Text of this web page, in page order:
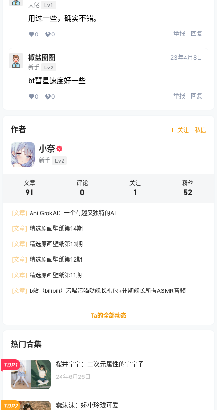
大佬 Lv1
用过一些，确实不错。
0 0 举报 回复
椒盐圈圈
新手 Lv2
23年4月8日
bt彗星速度好一些
0 0 举报 回复
作者 关注 私信
小奈
新手 Lv2
文章
91
评论
0
关注
1
粉丝
52
[文章] Ani GrokAI：一个有趣又独特的AI
[文章] 精选原画壁纸第14期
[文章] 精选原画壁纸第13期
[文章] 精选原画壁纸第12期
[文章] 精选原画壁纸第11期
[文章] b站（bilibili）污喵污喵哒舰长礼包+往期舰长所有ASMR音频
Ta的全部动态
热门合集
TOP1 桜井宁宁：二次元属性的宁宁子
24年6月26日
TOP2 蠢沫沫：娇小玲珑可爱